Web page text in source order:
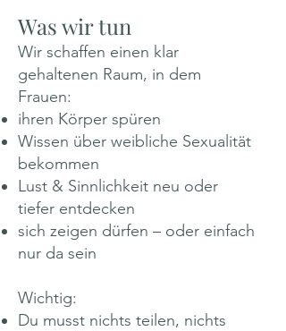
Was wir tun
Wir schaffen einen klar
gehaltenen Raum, in dem
Frauen:
ihren Körper spüren
Wissen über weibliche Sexualität
bekommen
Lust & Sinnlichkeit neu oder
tiefer entdecken
sich zeigen dürfen – oder einfach
nur da sein
Wichtig:
Du musst nichts teilen, nichts